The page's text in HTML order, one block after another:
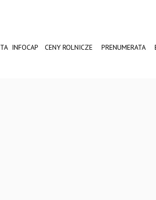
INFOCAP CENY ROLNICZE PRENUMERATA